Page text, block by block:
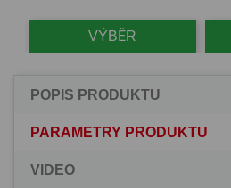
VÝBĚR
POPIS PRODUKTU
PARAMETRY PRODUKTU
VIDEO